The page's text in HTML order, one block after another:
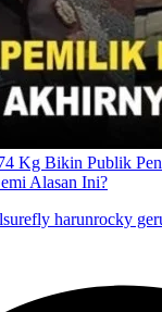
Kg Bikin Publik
Alasan Ini?
refly harunrocky